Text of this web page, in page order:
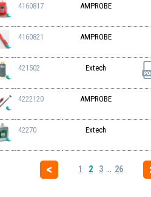
4160817 AMPROBE
4160821 AMPROBE
421502 Extech
4222120 AMPROBE
42270 Extech
1 2 3 26